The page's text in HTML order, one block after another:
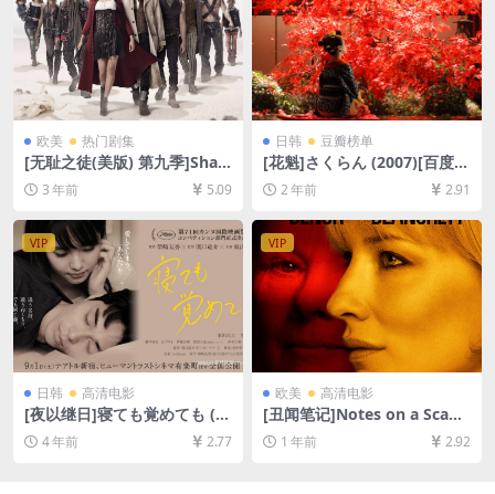
欧美 热门剧集
[无耻之徒(美版) 第九季]Sha
meless Season 9 (2018)[百
度网盘+夸克网盘1080P超清
载][MP4/42GB][中英字幕]
3 年前 5.09
日韩 豆瓣榜单
[花魁]さくらん (2007)[百度网
盘+夸克网盘1080P超清未删
减资源][网盘在线播放/下载]
2 年前 2.91
VIP
日韩 高清电影
[夜以继日]寝ても覚めても (2
018)[百度网盘+迅雷云盘资源
1080P超清未删减][MP4/7.1G
4 年前 2.77
VIP
欧美 高清电影
[丑闻笔记]Notes on a Scand
al (2006)[百度网盘+夸克网盘
1080P超清未删减资源][网盘
1 年前 2.92